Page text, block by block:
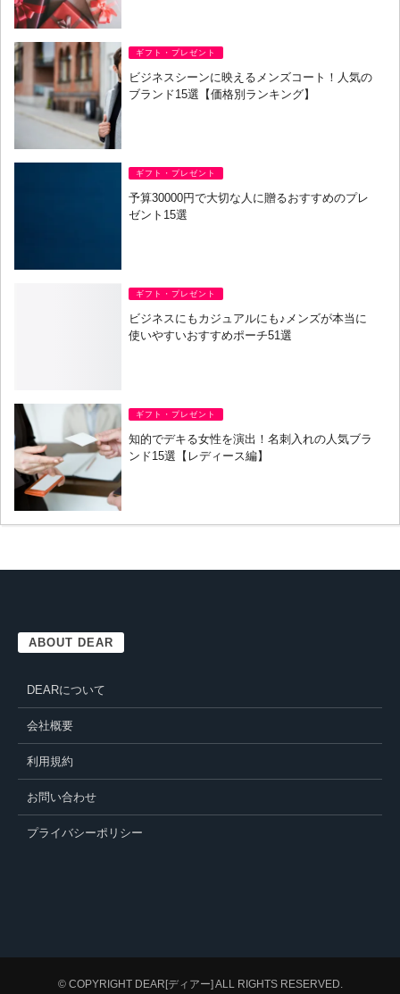
ギフト・プレゼント
ビジネスシーンに映えるメンズコート！人気の
ブランド15選【価格別ランキング】
ギフト・プレゼント
予算30000円で大切な人に贈るおすすめのプレ
ゼント15選
ギフト・プレゼント
ビジネスにもカジュアルにも♪メンズが本当に
使いやすいおすすめポーチ51選
ギフト・プレゼント
知的でデキる女性を演出！名刺入れの人気ブラ
ンド15選【レディース編】
ABOUT DEAR
DEARについて
会社概要
利用規約
お問い合わせ
プライバシーポリシー
© COPYRIGHT DEAR[ディアー]ALL RIGHTS RESERVED.